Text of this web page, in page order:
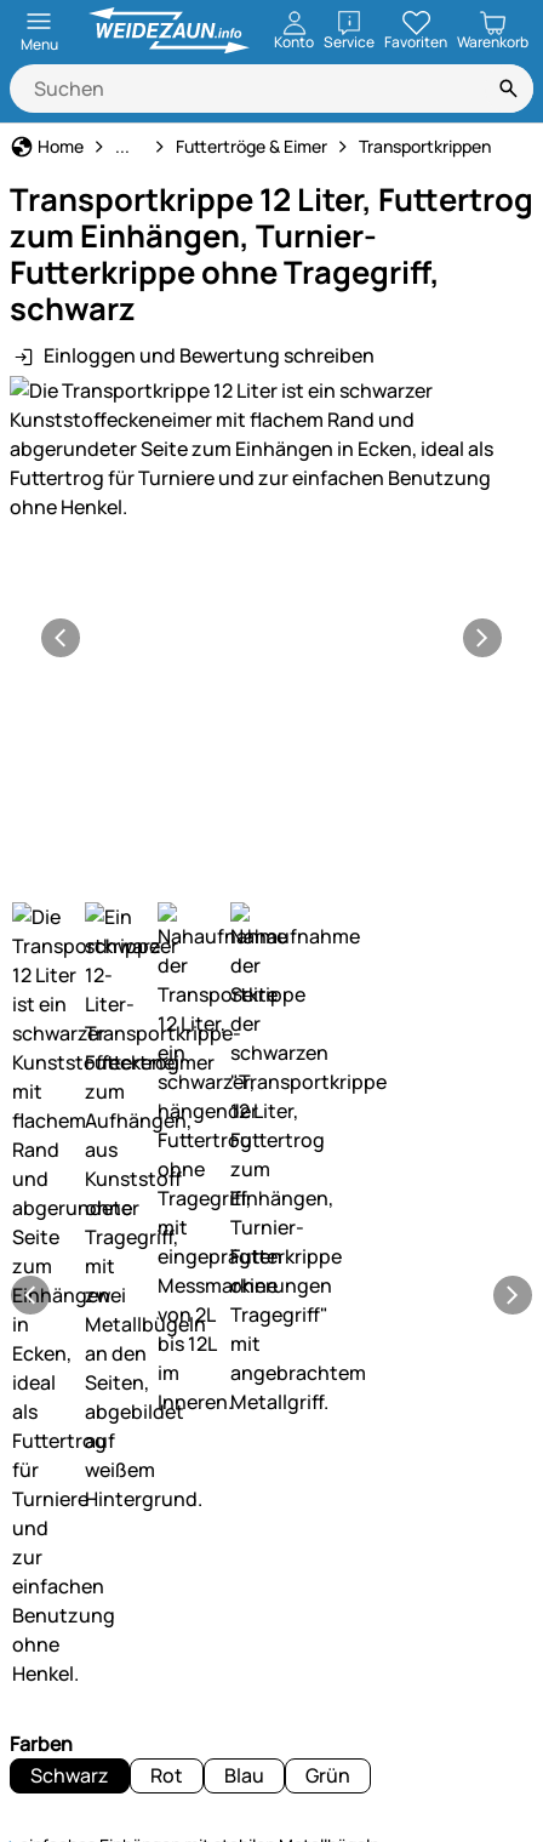
Menu Konto ServiceöffnenFavoriten Warenkorb
Home Fütterung
... Futtertröge & Eimer Transportkrippen
Transportkrippe 12 Liter, Futtertrog
zum Einhängen, Turnier-
Futterkrippe ohne Tragegriff,
schwarz
Einloggen und Bewertung schreiben
Produktgalerie
Farben
Schwarz
Rot Blau Grün